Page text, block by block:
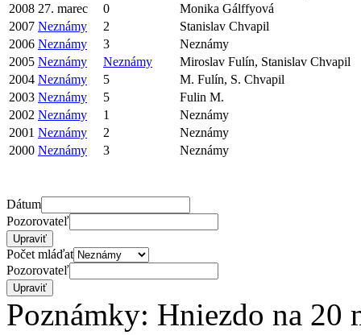
2008 27. marec 0
Monika Gálffyová
2007 Neznámy 2
Stanislav Chvapil
2006 Neznámy 3
Neznámy
2005 Neznámy Neznámy
Miroslav Fulín, Stanislav Chvapil
2004 Neznámy 5
M. Fulín, S. Chvapil
2003 Neznámy 5
Fulin M.
2002 Neznámy 1
Neznámy
2001 Neznámy 2
Neznámy
2000 Neznámy 3 Neznámy
Dátum
Pozorovateľ
Počet mláďat
Pozorovateľ
Poznámky: Hniezdo na 20